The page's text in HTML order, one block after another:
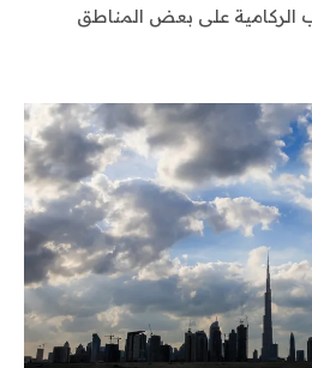
الركامية على بعض المناطق